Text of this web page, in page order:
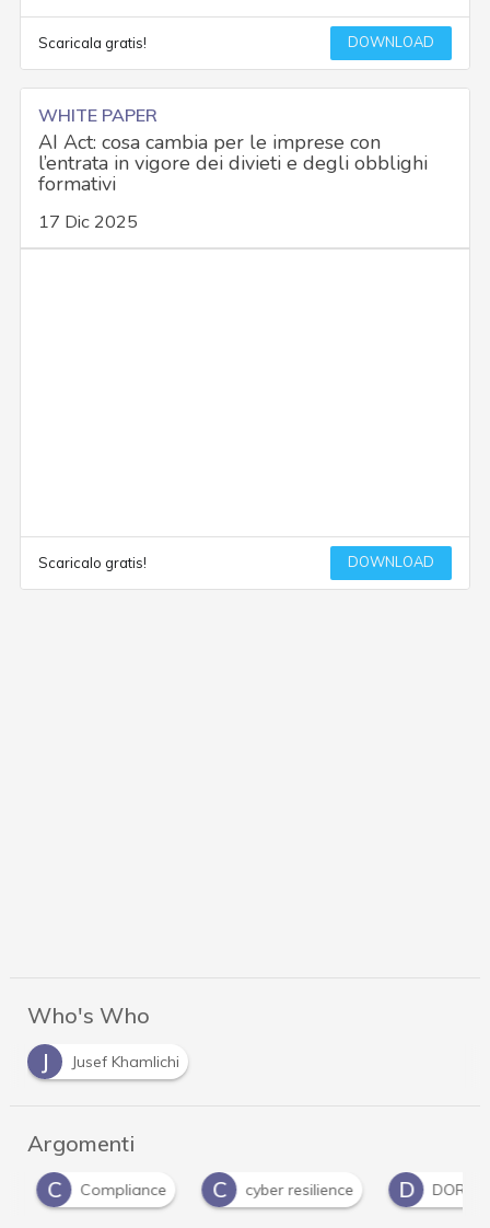
Scaricala gratis! DOWNLOAD
WHITE PAPER
AI Act: cosa cambia per le imprese con
l’entrata in vigore dei divieti e degli obblighi
formativi
17 Dic 2025
Scaricalo gratis! DOWNLOAD
Who's Who
J
Jusef Khamlichi
Argomenti
C
Compliance C cyber resilience D DORA